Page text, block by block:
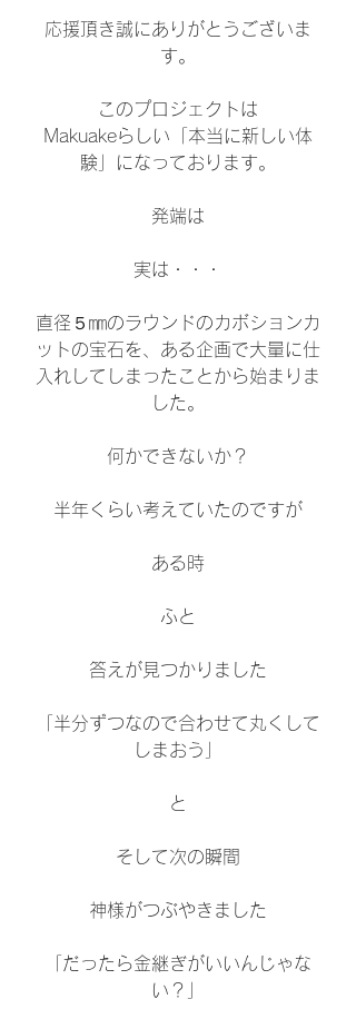
応援頂き誠にありがとうございま
す。
このプロジェクトは
Makuakeらしい「本当に新しい体
験」になっております。
発端は
実は・・・
直径５㎜のラウンドのカボションカ
ットの宝石を、ある企画で大量に仕
入れしてしまったことから始まりま
した。
何かできないか？
半年くらい考えていたのですが
ある時
ふと
答えが見つかりました
「半分ずつなので合わせて丸くして
しまおう」
と
そして次の瞬間
神様がつぶやきました
「だったら金継ぎがいいんじゃな
い？」